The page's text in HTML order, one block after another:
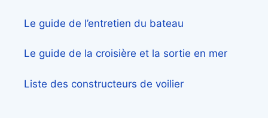
Le guide de l’entretien du bateau
Le guide de la croisière et la sortie en mer
Liste des constructeurs de voilier